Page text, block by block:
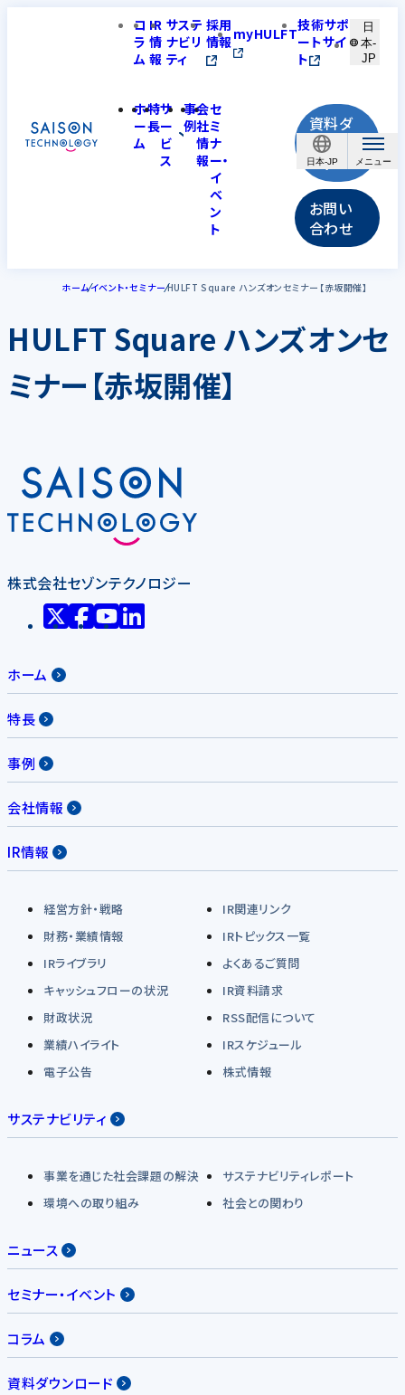
日本-JP
コ
ラ
ム
IR
情
報
サステ
ナビリ
ティ
採用
情報myHULFT技術サポ
ートサイ
ト
日
本-
JP
ホ
ー
ム
特
長
サ
ー
ビ
ス
事
例
会
社
情
報
セ
ミ
ナ
ー・
イ
ベ
ン
ト
資料ダ
ウンロ
ード
お問い
合わせ
ホームイベント・セミナーHULFT Square ハンズオンセミナー【赤坂開催】
HULFT Square ハンズオンセ
ミナー【赤坂開催】
株式会社セゾンテクノロジー
ホーム
特長
事例
会社情報
IR情報
経営方針・戦略
IR関連リンク
財務・業績情報
IRトピックス一覧
IRライブラリ
よくあるご質問
キャッシュフローの状況
IR資料請求
財政状況
RSS配信について
業績ハイライト
IRスケジュール
電子公告
株式情報
サステナビリティ
事業を通じた社会課題の解決
サステナビリティレポート
環境への取り組み
社会との関わり
ニュース
セミナー・イベント
コラム
資料ダウンロード